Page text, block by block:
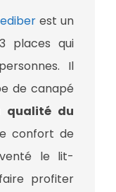
est un
places qui
Il
de canapé
qualité du
confort de
le lit-
profiter